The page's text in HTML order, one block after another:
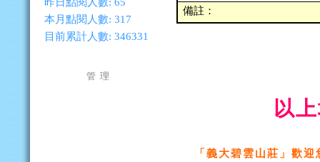
本月點閱人數: 317
目前累計人數: 346331
管 理
備註：
以
「義大碧雲山莊」歡